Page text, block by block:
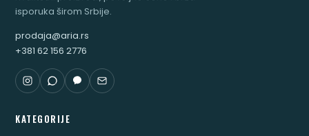
isporuka širom Srbije.
prodaja@aria.rs
+381 62 156 2776
KATEGORIJE